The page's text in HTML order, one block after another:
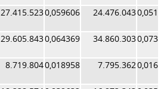
27.415.5230,059606 24.476.043
29.605.8430,064369 34.860.303
8.719.8040,018958 7.795.362